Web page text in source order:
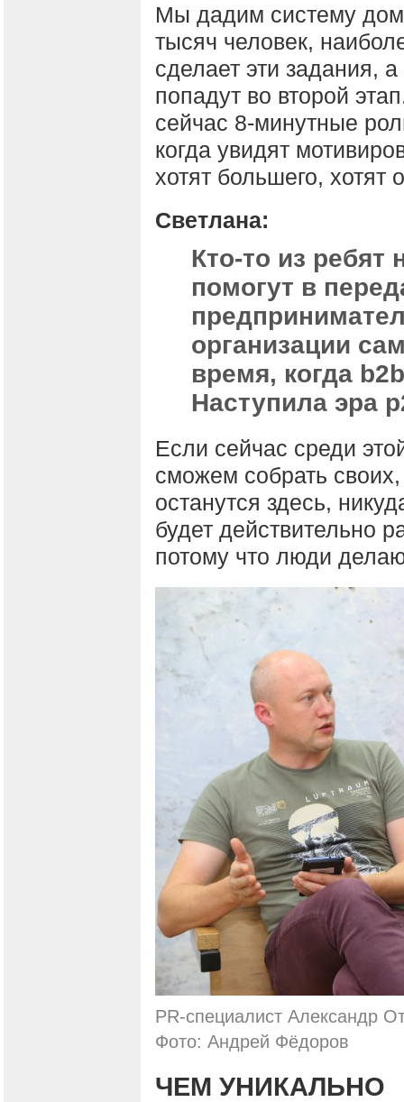
Мы дадим систему
тысяч человек,
сделает эти задания,
попадут во второй
сейчас 8-минутные
когда увидят
хотят большего, хотят
Светлана:
Кто-то из ребят
помогут в
организации
время, когда
Наступила эра
Если сейчас среди
сможем собрать своих,
останутся здесь,
будет действительно
потому что люди
PR-специалист Александр
Фото: Андрей Фёдоров
ЧЕМ УНИКАЛЬНО